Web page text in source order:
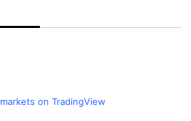
on TradingView